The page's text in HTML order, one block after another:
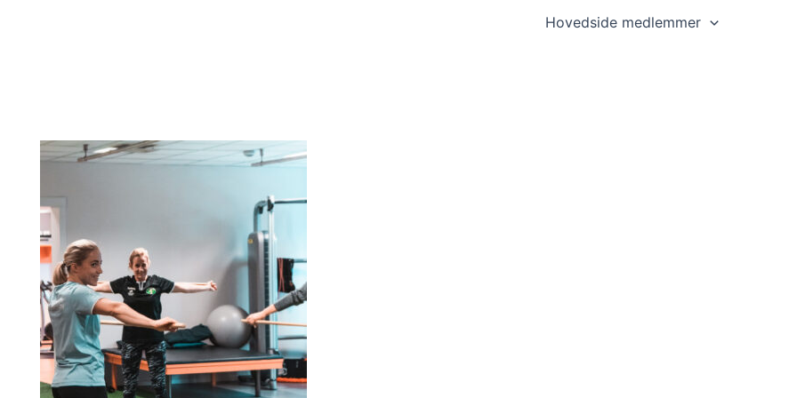
Hovedside medlemmer